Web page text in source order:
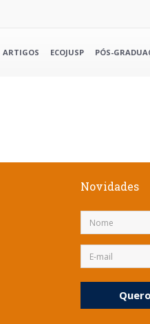
ARTIGOS ECOJUSP PÓS-
Novidades